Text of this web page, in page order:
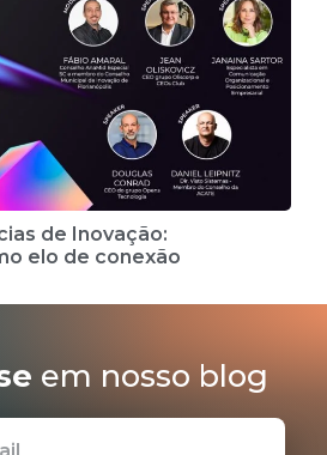
de Inovação:
elo de conexão
em nosso blog